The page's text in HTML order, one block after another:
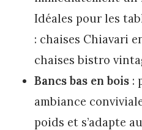
Idéales pour les
: chaises Chiavari
chaises bistro
Bancs bas en bois :
ambiance
poids et s’adapte